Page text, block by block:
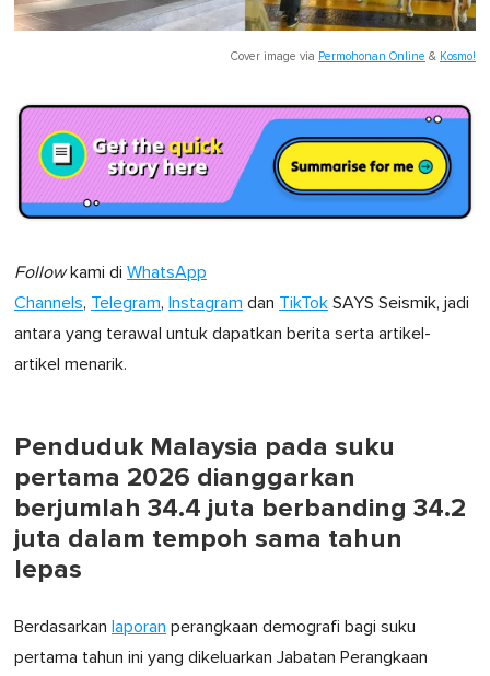
Cover image via Permohonan Online & Kosmo!
Followkami di WhatsApp
Channels, Telegram, Instagram dan TikTok SAYS Seismik, jadi
antara yang terawal untuk dapatkan berita serta artikel-
artikel menarik.
Penduduk Malaysia pada suku
pertama 2026 dianggarkan
berjumlah 34.4 juta berbanding 34.2
juta dalam tempoh sama tahun
lepas
Berdasarkan laporan perangkaan demografi bagi suku
pertama tahun ini yang dikeluarkan Jabatan Perangkaan